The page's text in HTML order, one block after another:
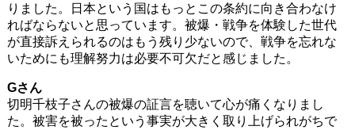
りました。日本という国はもっとこの条約に向き合わなけ
ればならないと思っています。被爆・戦争を体験した世代
が直接訴えられるのはもう残り少ないので、戦争を忘れな
いためにも理解努力は必要不可欠だと感じました。
Gさん
切明千枝子さんの被爆の証言を聴いて心が痛くなりまし
た。被害を被ったという事実が大きく取り上げられがちで